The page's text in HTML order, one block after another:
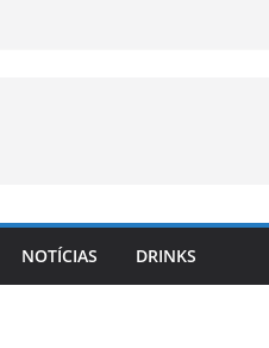
NOTÍCIAS DRINKS